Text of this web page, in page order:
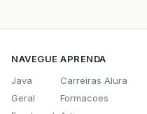
NAVEGUE
Java
Geral
APRENDA
Carreiras Alura
Formacoes